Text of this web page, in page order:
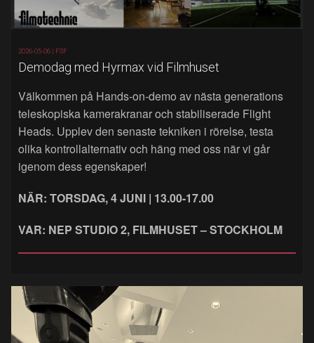
2026-05-06 | FSF
Demodag med Hyrmax vid Filmhuset
Välkommen på Hands‑on‑demo av nästa generations
teleskopiska kamerakranar och stabiliserade Flight
Heads. Upplev den senaste tekniken i rörelse, testa
olika kontrollalternativ och häng med oss när vi går
igenom dess egenskaper!
NÄR: TORSDAG, 4 JUNI | 13.00-17.00
VAR: NEP STUDIO 2, FILMHUSET – STOCKHOLM